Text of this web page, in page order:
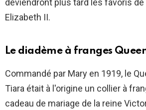
Elizabeth II.
Le diadème à franges
Commandé par Mary en 1919, le
Tiara était à l'origine un collier à
cadeau de mariage de la reine